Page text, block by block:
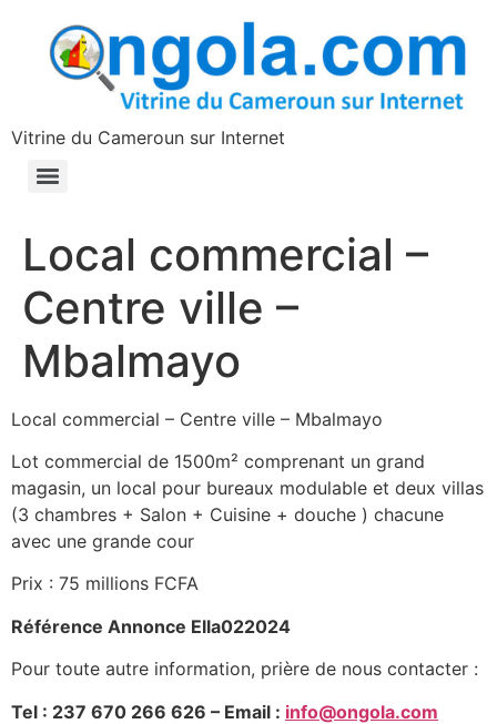
principal
Vitrine du Cameroun sur Internet
Local commercial –
Centre ville –
Mbalmayo
Local commercial – Centre ville – Mbalmayo
Lot commercial de 1500m² comprenant un grand
magasin, un local pour bureaux modulable et deux villas
(3 chambres + Salon + Cuisine + douche ) chacune
avec une grande cour
Prix : 75 millions FCFA
Référence Annonce Ella022024
Pour toute autre information, prière de nous contacter :
Tel : 237 670 266 626 – Email : info@ongola.com